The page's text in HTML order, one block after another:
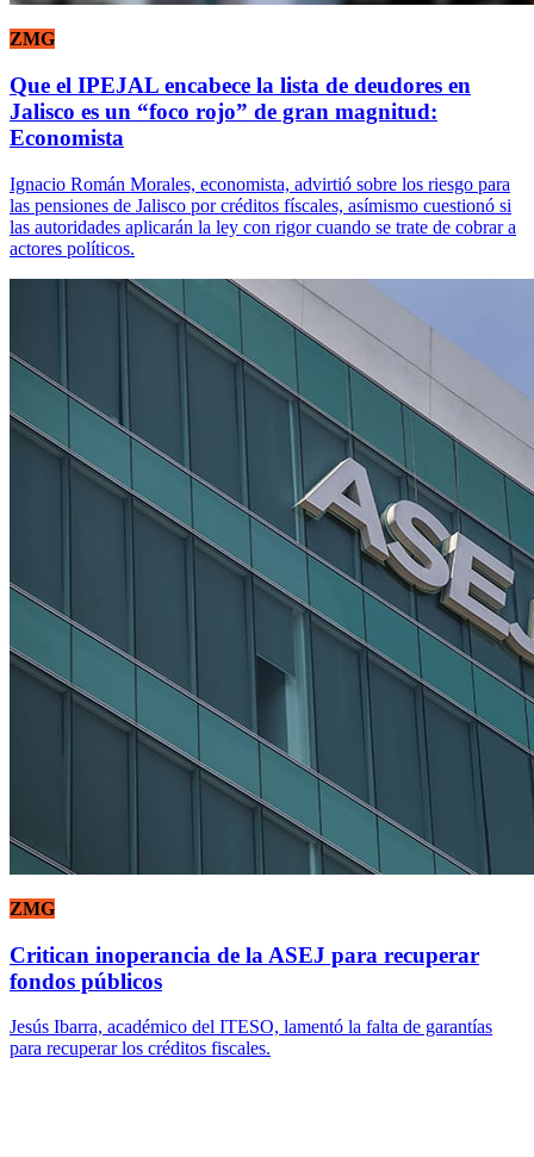
ZMG
Que el IPEJAL encabece la lista de deudores en
Jalisco es un “foco rojo” de gran magnitud:
Economista
Ignacio Román Morales, economista, advirtió sobre los riesgo para
las pensiones de Jalisco por créditos físcales, asímismo cuestionó si
las autoridades aplicarán la ley con rigor cuando se trate de cobrar a
actores políticos.
ZMG
Critican inoperancia de la ASEJ para recuperar
fondos públicos
Jesús Ibarra, académico del ITESO, lamentó la falta de garantías
para recuperar los créditos fiscales.